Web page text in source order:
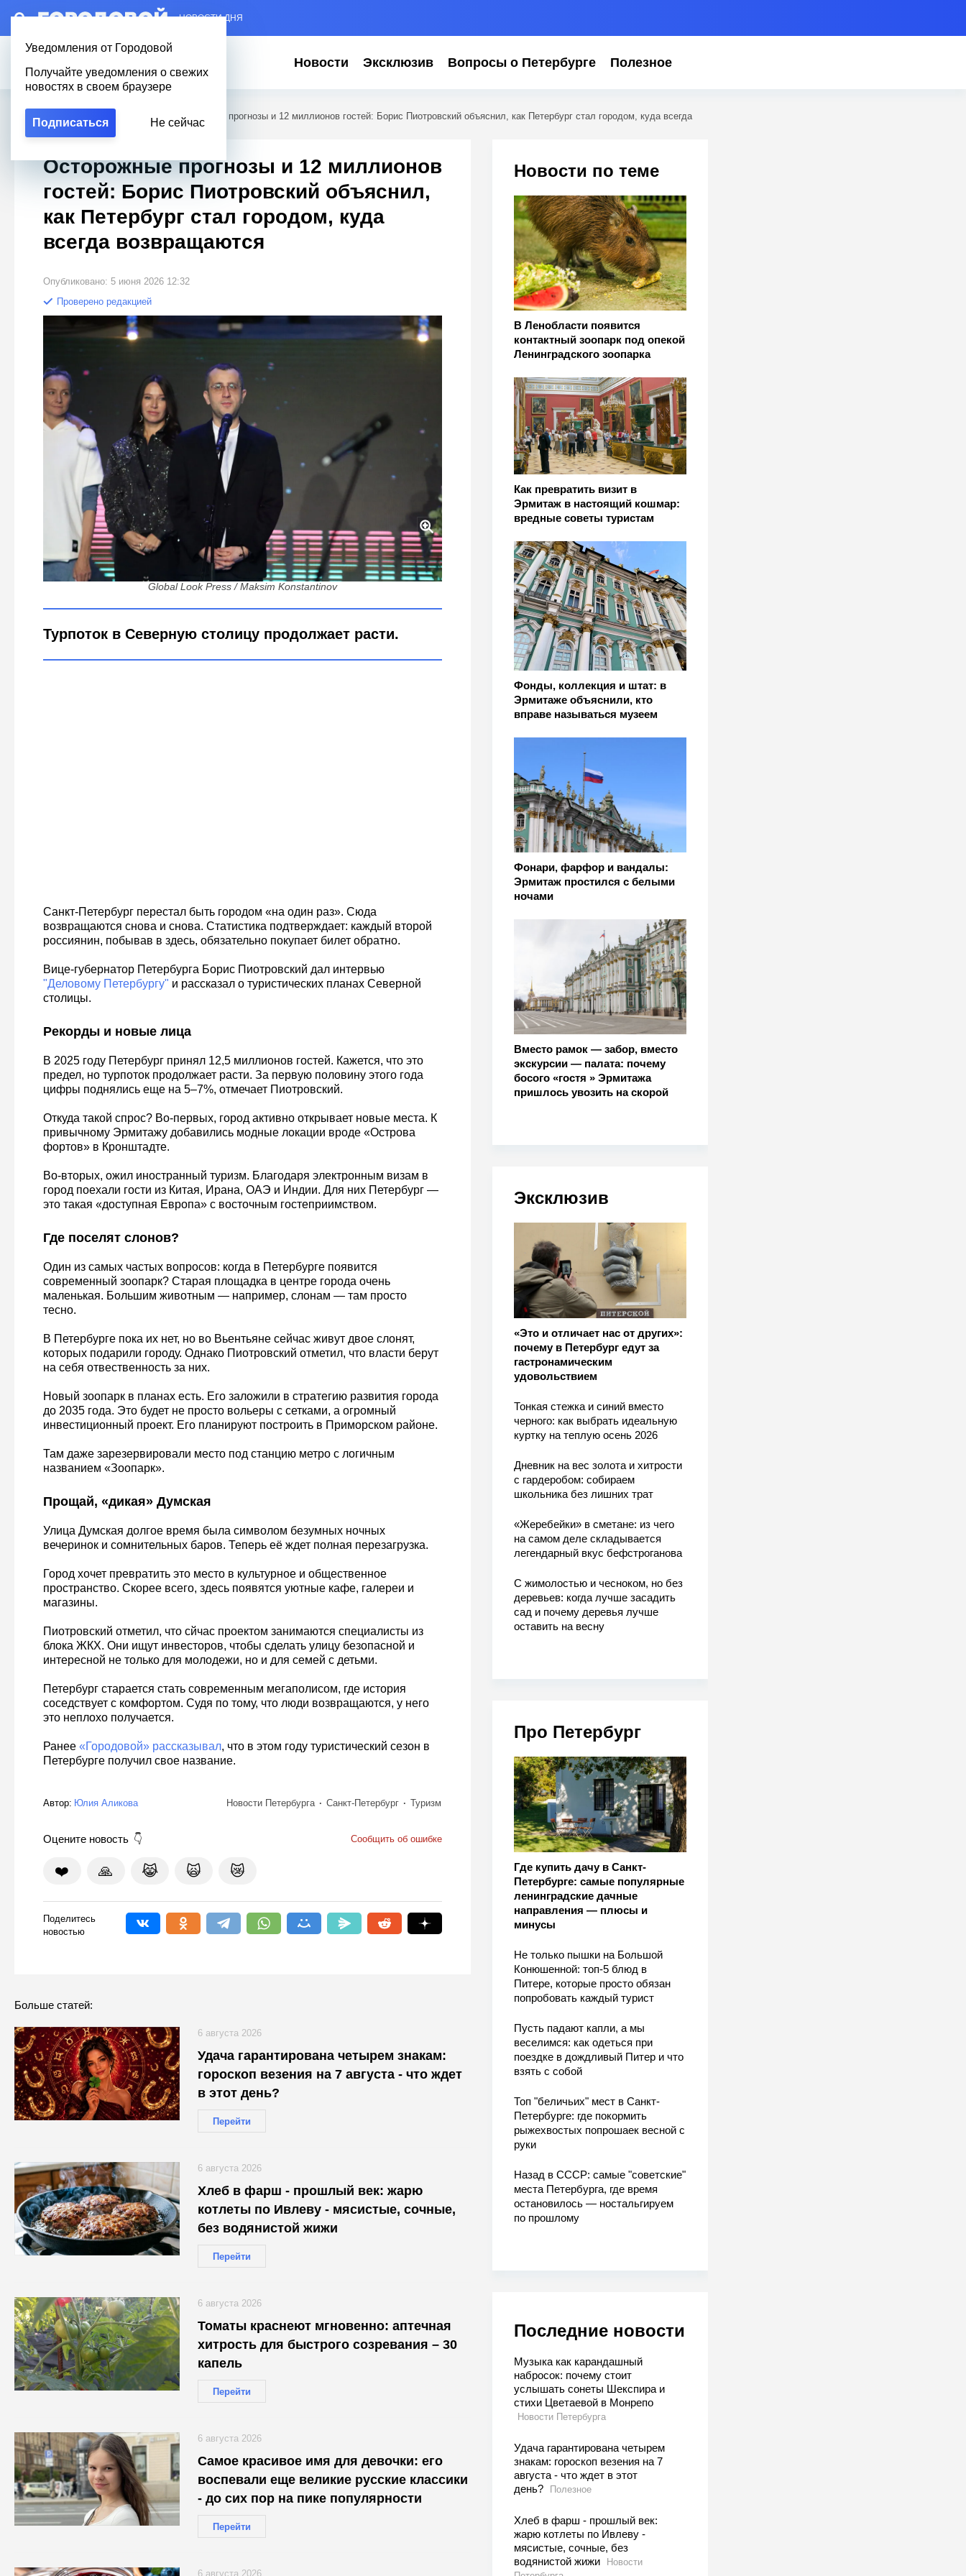
– НОВОСТИ ДНЯ
Уведомления от Городовой
Получайте уведомления о свежих
новостях в своем браузере
Подписаться Не сейчас
Новости Эксклюзив Вопросы о Петербурге Полезное
Городовой Новости Петербурга
Осторожные прогнозы и 12 миллионов гостей: Борис Пиотровский объяснил, как Петербург стал городом, куда всегда
возвращаются
Новости по теме
В Ленобласти появится
контактный зоопарк под опекой
Ленинградского зоопарка
Как превратить визит в
Эрмитаж в настоящий кошмар:
вредные советы туристам
Фонды, коллекция и штат: в
Эрмитаже объяснили, кто
вправе называться музеем
Фонари, фарфор и вандалы:
Эрмитаж простился с белыми
ночами
Вместо рамок — забор, вместо
экскурсии — палата: почему
босого «гостя » Эрмитажа
пришлось увозить на скорой
Эксклюзив
«Это и отличает нас от других»:
почему в Петербург едут за
гастронамическим
удовольствием
Тонкая стежка и синий вместо
черного: как выбрать идеальную
куртку на теплую осень 2026
Дневник на вес золота и хитрости
с гардеробом: собираем
школьника без лишних трат
«Жеребейки» в сметане: из чего
на самом деле складывается
легендарный вкус бефстроганова
С жимолостью и чесноком, но без
деревьев: когда лучше засадить
сад и почему деревья лучше
оставить на весну
Про Петербург
Где купить дачу в Санкт-
Петербурге: самые популярные
ленинградские дачные
направления — плюсы и
минусы
Не только пышки на Большой
Конюшенной: топ-5 блюд в
Питере, которые просто обязан
попробовать каждый турист
Пусть падают капли, а мы
веселимся: как одеться при
поездке в дождливый Питер и что
взять с собой
Топ "беличьих" мест в Санкт-
Петербурге: где покормить
рыжехвостых попрошаек весной с
руки
Назад в СССР: самые "советские"
места Петербурга, где время
остановилось — ностальгируем
по прошлому
Последние новости
Музыка как карандашный
набросок: почему стоит
услышать сонеты Шекспира и
стихи Цветаевой в Монрепо
Новости Петербурга
Удача гарантирована четырем
знакам: гороскоп везения на 7
августа - что ждет в этот
день?
Полезное
Хлеб в фарш - прошлый век:
жарю котлеты по Ивлеву -
мясистые, сочные, без
водянистой жижи
Новости
Осторожные прогнозы и 12 миллионов
гостей: Борис Пиотровский объяснил,
как Петербург стал городом, куда
всегда возвращаются
Опубликовано: 5 июня 2026 12:32
Проверено редакцией
Осторожные прогнозы и 12 миллионов гостей: Борис Пиотровский объяснил,
как Петербург стал городом, куда всегда возвращаются
Global Look Press / Maksim Konstantinov
Турпоток в Северную столицу продолжает расти.
Санкт-Петербург перестал быть городом «на один раз». Сюда
возвращаются снова и снова. Статистика подтверждает: каждый второй
россиянин, побывав в здесь, обязательно покупает билет обратно.
Вице-губернатор Петербурга Борис Пиотровский дал интервью
"Деловому Петербургу" и рассказал о туристических планах Северной
столицы.
Рекорды и новые лица
В 2025 году Петербург принял 12,5 миллионов гостей. Кажется, что это
предел, но турпоток продолжает расти. За первую половину этого года
цифры поднялись еще на 5–7%, отмечает Пиотровский.
Откуда такой спрос? Во-первых, город активно открывает новые места. К
привычному Эрмитажу добавились модные локации вроде «Острова
фортов» в Кронштадте.
Во-вторых, ожил иностранный туризм. Благодаря электронным визам в
город поехали гости из Китая, Ирана, ОАЭ и Индии. Для них Петербург —
это такая «доступная Европа» с восточным гостеприимством.
Где поселят слонов?
Один из самых частых вопросов: когда в Петербурге появится
современный зоопарк? Старая площадка в центре города очень
маленькая. Большим животным — например, слонам — там просто
тесно.
В Петербурге пока их нет, но во Вьентьяне сейчас живут двое слонят,
которых подарили городу. Однако Пиотровский отметил, что власти берут
на себя отвественность за них.
Новый зоопарк в планах есть. Его заложили в стратегию развития города
до 2035 года. Это будет не просто вольеры с сетками, а огромный
инвестиционный проект. Его планируют построить в Приморском районе.
Там даже зарезервировали место под станцию метро с логичным
названием «Зоопарк».
Прощай, «дикая» Думская
Улица Думская долгое время была символом безумных ночных
вечеринок и сомнительных баров. Теперь её ждет полная перезагрузка.
Город хочет превратить это место в культурное и общественное
пространство. Скорее всего, здесь появятся уютные кафе, галереи и
магазины.
Пиотровский отметил, что сйчас проектом занимаются специалисты из
блока ЖКХ. Они ищут инвесторов, чтобы сделать улицу безопасной и
интересной не только для молодежи, но и для семей с детьми.
Петербург старается стать современным мегаполисом, где история
соседствует с комфортом. Судя по тому, что люди возвращаются, у него
это неплохо получается.
Ранее «Городовой» рассказывал, что в этом году туристический сезон в
Петербурге получил свое название.
Автор: Юлия Аликова Новости Петербурга Санкт-Петербург Туризм
Оцените новость Сообщить об ошибке
❤️ 🙏 😹 🙀 😿
Поделитесь
новостью
Больше статей:
Удача гарантирована четырем знакам:
гороскоп везения на 7 августа - что ждет
в этот день?
Перейти
6 августа 2026
Хлеб в фарш - прошлый век: жарю
котлеты по Ивлеву - мясистые, сочные,
без водянистой жижи
Перейти
6 августа 2026
Томаты краснеют мгновенно: аптечная
хитрость для быстрого созревания – 30
капель
Перейти
6 августа 2026
Самое красивое имя для девочки: его
воспевали еще великие русские классики
- до сих пор на пике популярности
Перейти
6 августа 2026
6 августа 2026